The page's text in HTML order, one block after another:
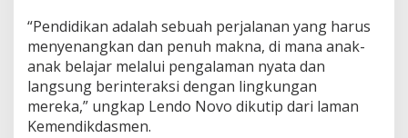
“Pendidikan adalah sebuah perjalanan yang harus
menyenangkan dan penuh makna, di mana anak-
anak belajar melalui pengalaman nyata dan
langsung berinteraksi dengan lingkungan
mereka,” ungkap Lendo Novo dikutip dari laman
Kemendikdasmen.